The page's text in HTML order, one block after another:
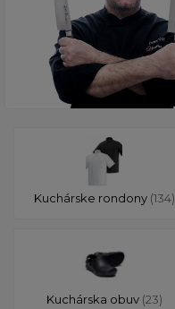
Kuchárske rondony (134)
Kuchárska obuv (23)